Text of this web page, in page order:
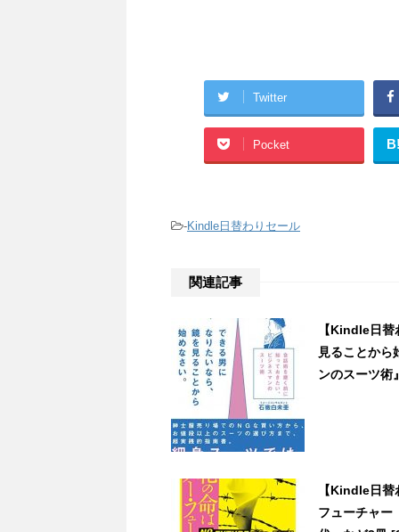
Twitter
Pocket B!
-Kindle日替わりセール
関連記事
【Kindle日
見ることから
ンのスーツ術
【Kindle日
フューチャ